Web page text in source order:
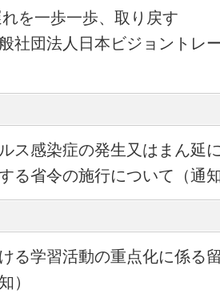
を一歩一歩、取り戻す
社団法人日本ビジョントレ
ス感染症の発生又はまん延
る省令の施行について（通
る学習活動の重点化に係る
）